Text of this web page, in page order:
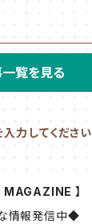
覧を見る
入力してください
MAGAZINE 】
情報発信中◆